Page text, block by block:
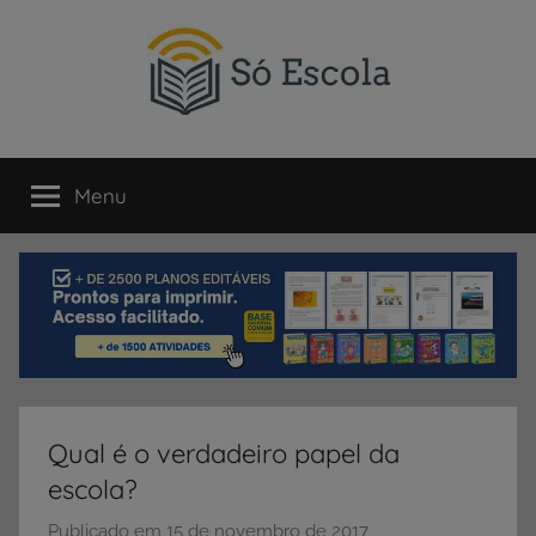
SÓ
ESCOLA
um
portal
direcionado
compartilhamento
dicas
Menu
Qual é o verdadeiro papel da
escola?
Publicado em 15 de novembro de 2017